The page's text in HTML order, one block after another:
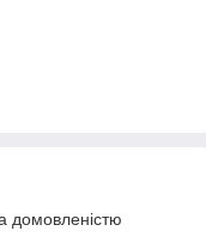
домовленістю